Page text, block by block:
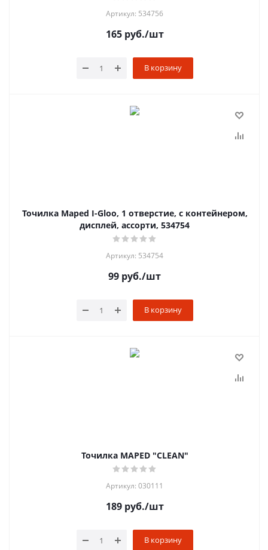
Артикул: 534756
165руб./шт
В корзину
Точилка Maped I-Gloo, 1 отверстие, с контейнером,
дисплей, ассорти, 534754
Артикул: 534754
99 руб./шт
В корзину
Точилка MAPED "CLEAN"
Артикул: 030111
189руб./шт
В корзину